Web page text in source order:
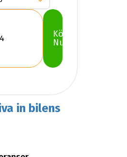
Köp
Nu
in bilens